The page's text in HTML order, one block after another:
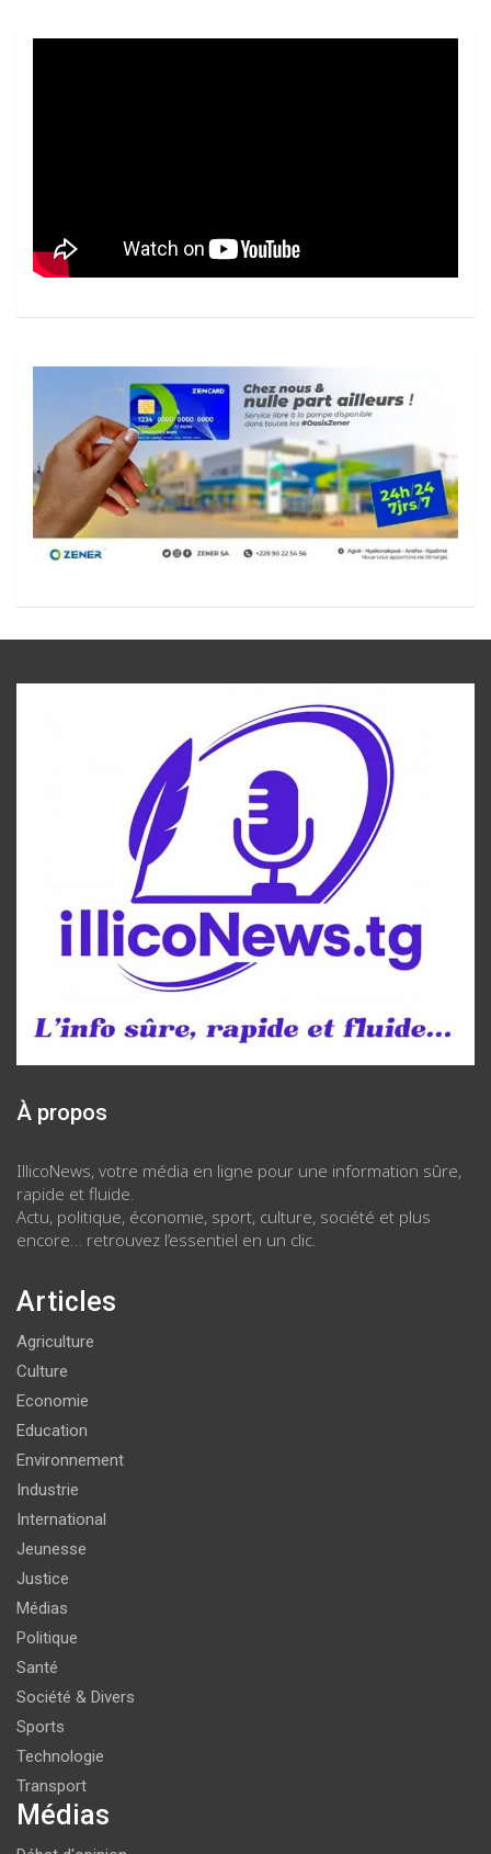
À propos
IllicoNews, votre média en ligne pour une information sûre,
rapide et fluide.
Actu, politique, économie, sport, culture, société et plus
encore… retrouvez l’essentiel en un clic.
Articles
Agriculture
Culture
Economie
Education
Environnement
Industrie
International
Jeunesse
Justice
Médias
Politique
Santé
Société & Divers
Sports
Technologie
Transport
Médias